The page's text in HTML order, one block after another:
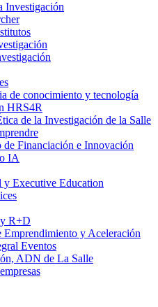
Investigación
de conocimiento y tecnología
HRS4R
de la Investigación de la Salle
Financiación e Innovación
IA
y Executive Education
R+D
Emprendimiento y Aceleración
Eventos
ADN de La Salle